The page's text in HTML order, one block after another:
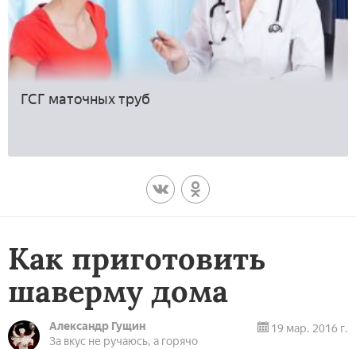
ГСГ маточных труб
Как приготовить
шаверму дома
Александр Гущин
За вкус не ручаюсь, а горячо
19 мар. 2016 г.